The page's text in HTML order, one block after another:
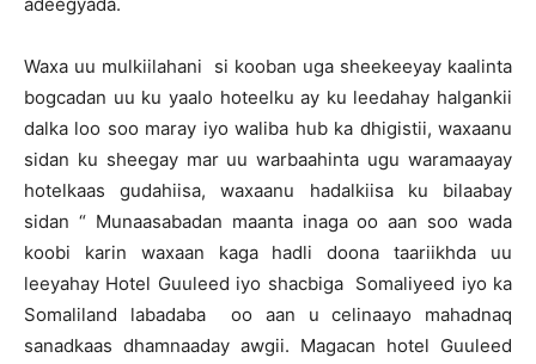
Waxa uu mulkiilahani si kooban uga sheekeeyay kaalinta
bogcadan uu ku yaalo hoteelku ay ku leedahay halgankii
dalka loo soo maray iyo waliba hub ka dhigistii, waxaanu
sidan ku sheegay mar uu warbaahinta ugu waramaayay
hotelkaas gudahiisa, waxaanu hadalkiisa ku bilaabay
sidan “ Munaasabadan maanta inaga oo aan soo wada
koobi karin waxaan kaga hadli doona taariikhda uu
leeyahay Hotel Guuleed iyo shacbiga Somaliyeed iyo ka
Somaliland labadaba oo aan u celinaayo mahadnaq
sanadkaas dhamnaaday awgii. Magacan hotel Guuleed